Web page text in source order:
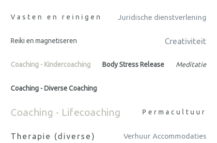
Vasten en reinigen Juridische dienstverlening
Reiki en magnetiseren Creativiteit
Coaching - Kindercoaching Body Stress Release Meditatie
Coaching - Diverse Coaching
Coaching - Lifecoaching Permacultuur
Therapie (diverse) Verhuur Accommodaties